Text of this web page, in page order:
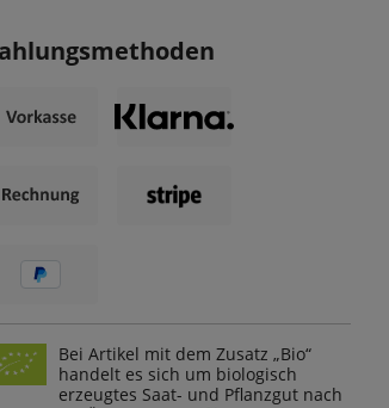
Bei Artikel mit dem Zusatz „Bio“
handelt es sich um biologisch
erzeugtes Saat- und Pflanzgut nach